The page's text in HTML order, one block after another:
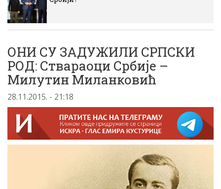
ОНИ СУ ЗАДУЖИЛИ СРПСКИ
РОД: Ствараоци Србије –
Милутин Миланковић
28.11.2015. - 21:18